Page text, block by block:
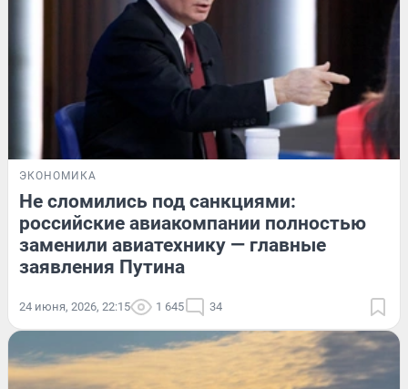
ЭКОНОМИКА
Не сломились под санкциями:
российские авиакомпании полностью
заменили авиатехнику — главные
заявления Путина
24 июня, 2026, 22:15 1 645 34